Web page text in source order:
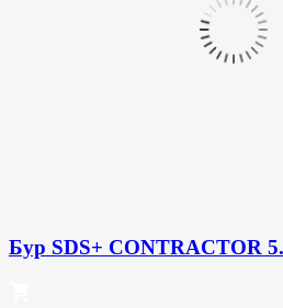
Бур SDS+ CONTRACTOR